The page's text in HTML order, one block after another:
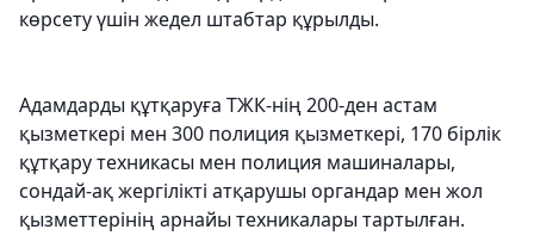
көрсету үшін жедел штабтар құрылды.
Адамдарды құтқаруға ТЖК-нің 200-ден астам
қызметкері мен 300 полиция қызметкері, 170 бірлік
құтқару техникасы мен полиция машиналары,
сондай-ақ жергілікті атқарушы органдар мен жол
қызметтерінің арнайы техникалары тартылған.